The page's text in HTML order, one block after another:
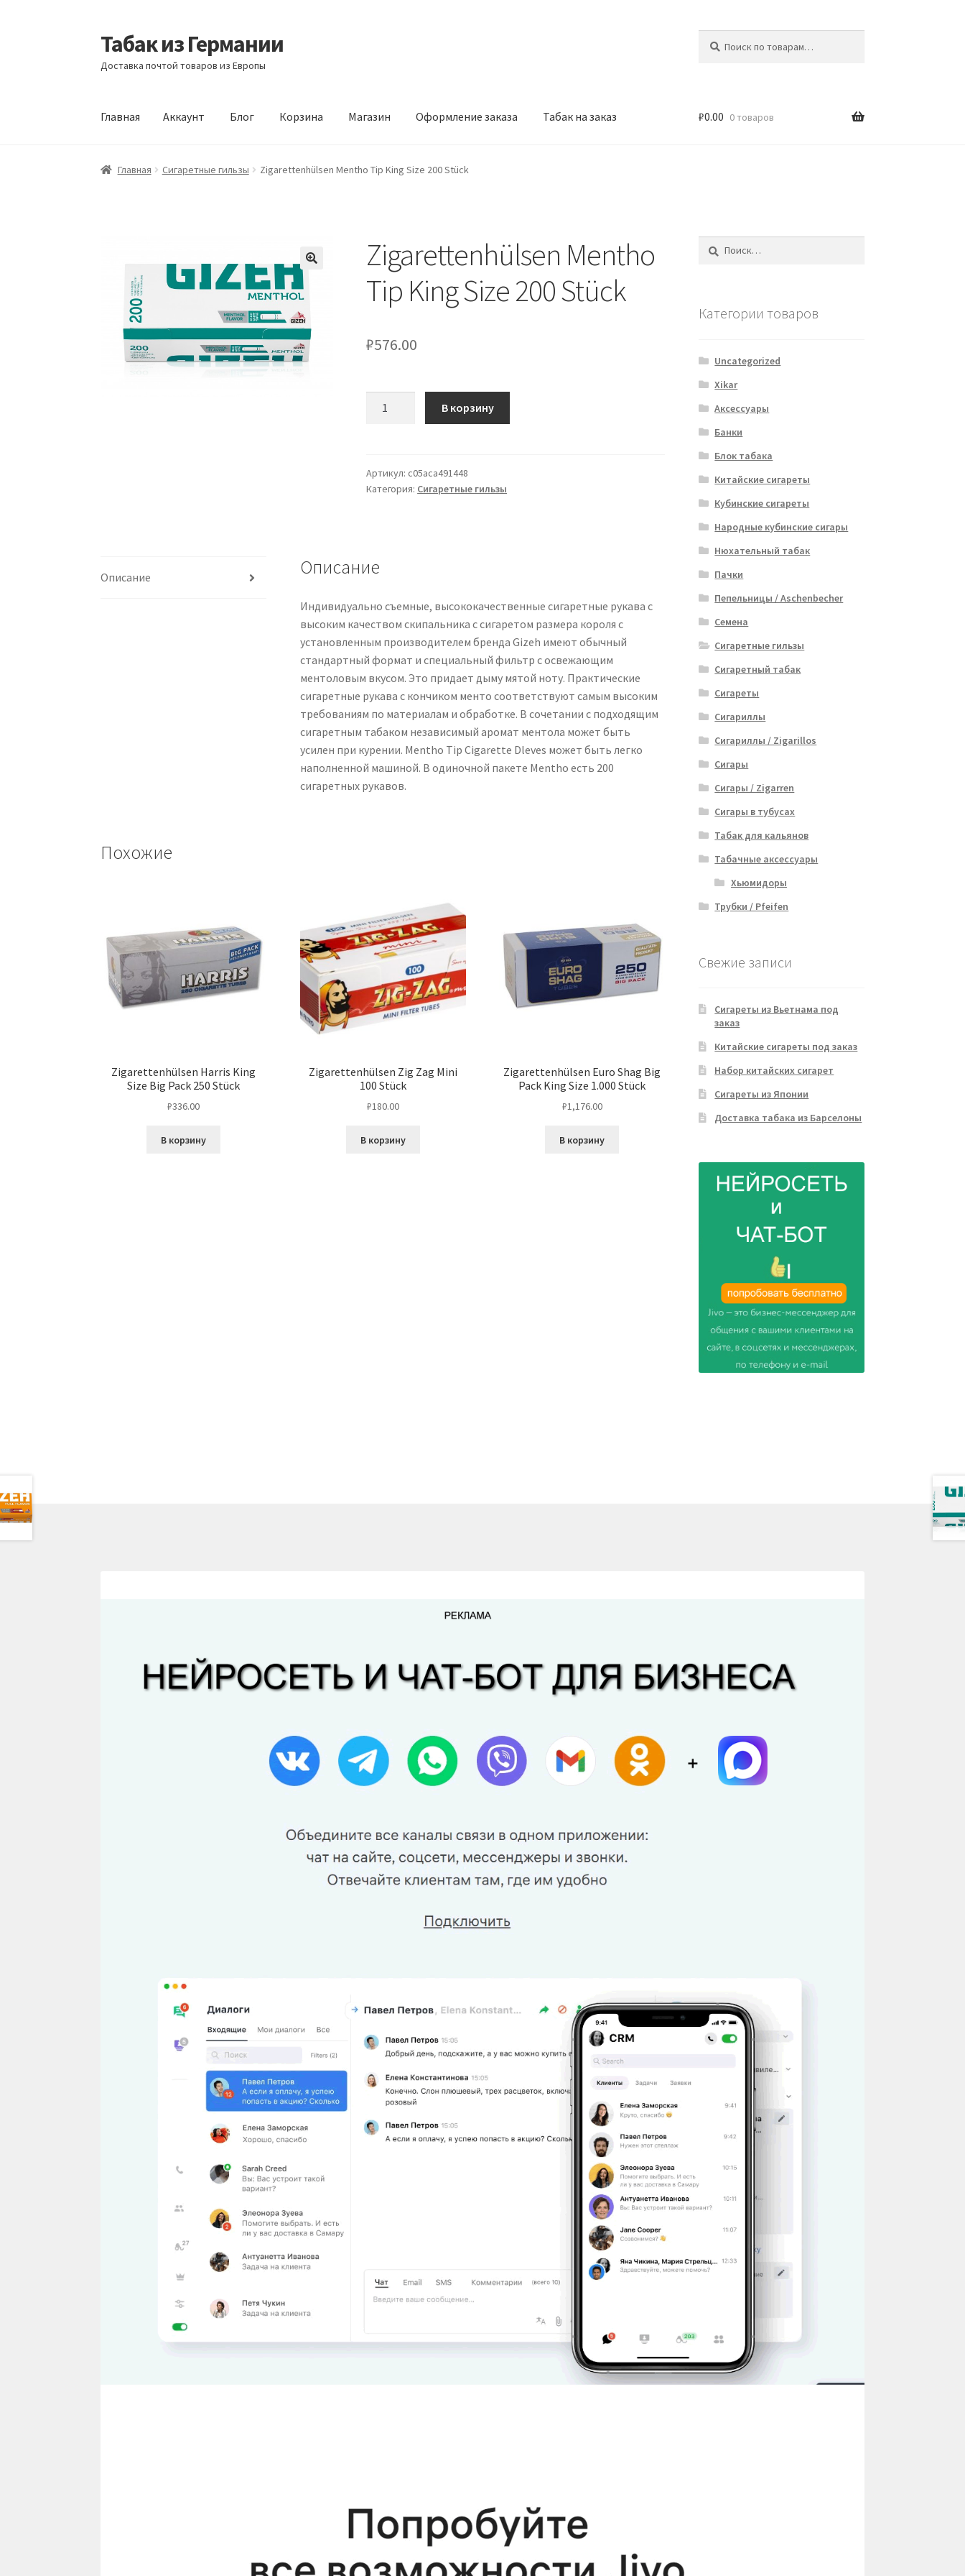
Перейти
к
навигации
Перейти
к
содержимому
Табак из Германии
Доставка почтой товаров из Европы
Главная Аккаунт Блог Корзина Магазин Оформление заказа Табак на заказ
Главная Аккаунт Магазин Оформление заказа Табак на заказ
₽0.00 0 товаров
Главная Сигаретные гильзы Zigarettenhülsen Mentho Tip King Size 200 Stück
Zigarettenhülsen Mentho
Tip King Size 200 Stück
₽576.00
Tip
King
В корзину
Артикул:c05aca491448
Категория: Сигаретные гильзы
Описание Описание
Индивидуально съемные, высококачественные сигаретные рукава с
высоким качеством скипальника с сигаретом размера короля с
установленным производителем бренда Gizeh имеют обычный
стандартный формат и специальный фильтр с освежающим
ментоловым вкусом. Это придает дыму мятой ноту. Практические
сигаретные рукава с кончиком менто соответствуют самым высоким
требованиям по материалам и обработке. В сочетании с подходящим
сигаретным табаком независимый аромат ментола может быть
усилен при курении. Mentho Tip Cigarette Dleves может быть легко
наполненной машиной. В одиночной пакете Mentho есть 200
сигаретных рукавов.
Похожие
Zigarettenhülsen Harris King
Size Big Pack 250 Stück
₽336.00
В корзину
Zigarettenhülsen Zig Zag Mini
100 Stück
₽180.00
В корзину
Zigarettenhülsen Euro Shag Big
Pack King Size 1.000 Stück
₽1,176.00
В корзину
Найти:
Категории товаров
Uncategorized
Xikar
Аксессуары
Банки
Блок табака
Китайские сигареты
Кубинские сигареты
Народные кубинские сигары
Нюхательный табак
Пачки
Пепельницы / Aschenbecher
Семена
Сигаретные гильзы
Сигаретный табак
Сигареты
Сигариллы
Сигариллы / Zigarillos
Сигары
Сигары / Zigarren
Сигары в тубусах
Табак для кальянов
Табачные аксессуары
Хьюмидоры
Трубки / Pfeifen
Свежие записи
Сигареты из Вьетнама под
заказ
Китайские сигареты под заказ
Набор китайских сигарет
Сигареты из Японии
Доставка табака из Барселоны